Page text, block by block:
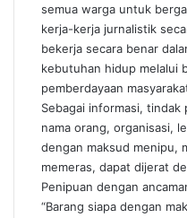
semua warga untuk
kerja-kerja jurnalistik
bekerja secara benar
kebutuhan hidup melalui
pemberdayaan
Sebagai informasi, tindak
nama orang, organisasi,
dengan maksud menipu,
memeras, dapat dijerat
Penipuan dengan
“Barang siapa dengan